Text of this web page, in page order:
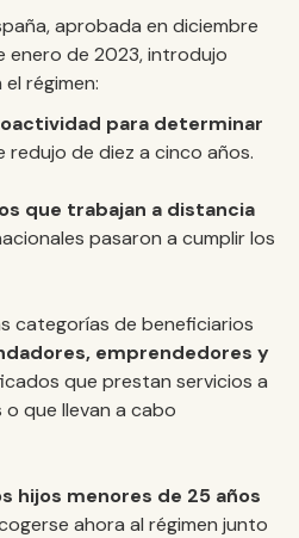
aprobada en diciembre
enero de 2023, introdujo
régimen:
para determinar
redujo de diez a cinco años.
que trabajan a distancia
pasaron a cumplir los
categorías de beneficiarios
emprendedores y
que prestan servicios a
que llevan a cabo
hijos menores de 25 años
ahora al régimen junto